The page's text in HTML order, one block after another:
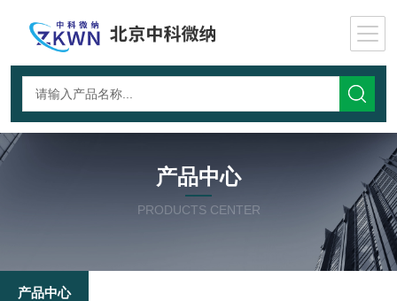
产品中心
PRODUCTS CENTER
产品中心